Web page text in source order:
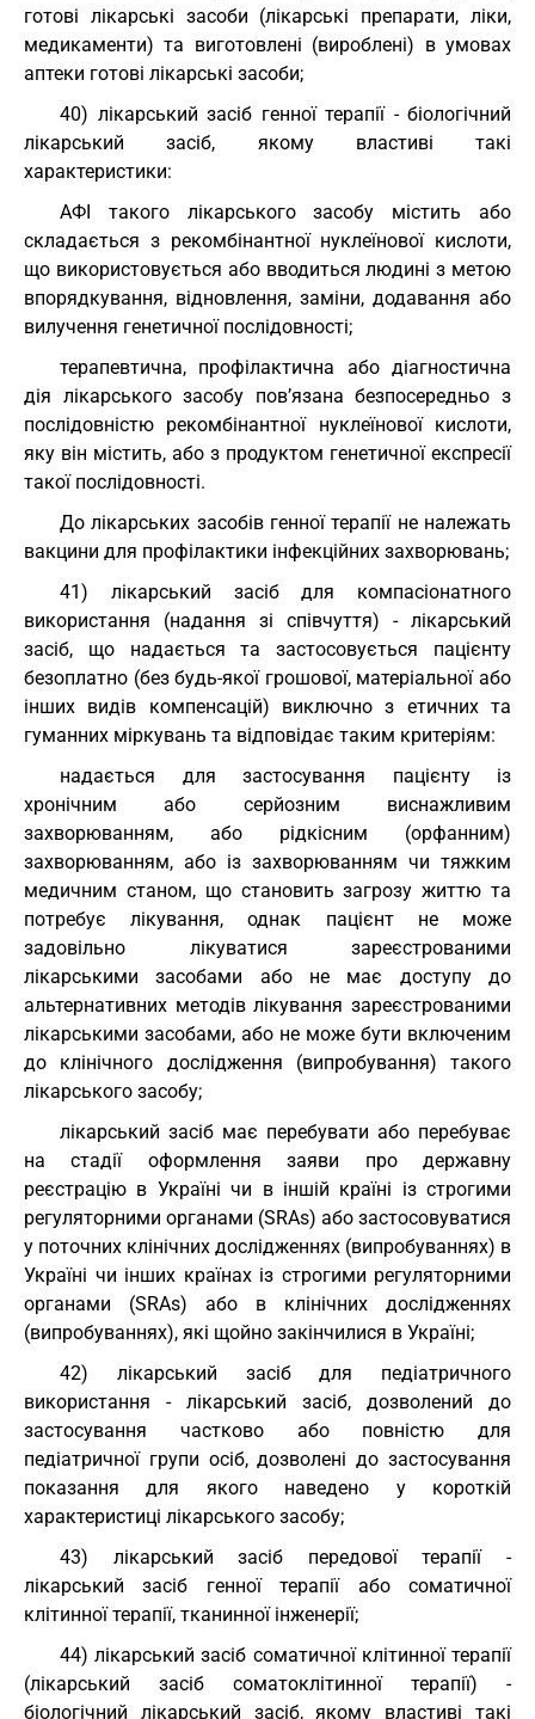
готові лікарські засоби (лікарські препарати, ліки,
медикаменти) та виготовлені (вироблені) в умовах
аптеки готові лікарські засоби;
40) лікарський засіб генної терапії - біологічний
лікарський засіб, якому властиві такі
характеристики:
АФІ такого лікарського засобу містить або
складається з рекомбінантної нуклеїнової кислоти,
що використовується або вводиться людині з метою
впорядкування, відновлення, заміни, додавання або
вилучення генетичної послідовності;
терапевтична, профілактична або діагностична
дія лікарського засобу пов’язана безпосередньо з
послідовністю рекомбінантної нуклеїнової кислоти,
яку він містить, або з продуктом генетичної експресії
такої послідовності.
До лікарських засобів генної терапії не належать
вакцини для профілактики інфекційних захворювань;
41) лікарський засіб для компасіонатного
використання (надання зі співчуття) - лікарський
засіб, що надається та застосовується пацієнту
безоплатно (без будь-якої грошової, матеріальної або
інших видів компенсацій) виключно з етичних та
гуманних міркувань та відповідає таким критеріям:
надається для застосування пацієнту із
хронічним або серйозним виснажливим
захворюванням, або рідкісним (орфанним)
захворюванням, або із захворюванням чи тяжким
медичним станом, що становить загрозу життю та
потребує лікування, однак пацієнт не може
задовільно лікуватися зареєстрованими
лікарськими засобами або не має доступу до
альтернативних методів лікування зареєстрованими
лікарськими засобами, або не може бути включеним
до клінічного дослідження (випробування) такого
лікарського засобу;
лікарський засіб має перебувати або перебуває
на стадії оформлення заяви про державну
реєстрацію в Україні чи в іншій країні із строгими
регуляторними органами (SRAs) або застосовуватися
у поточних клінічних дослідженнях (випробуваннях) в
Україні чи інших країнах із строгими регуляторними
органами (SRAs) або в клінічних дослідженнях
(випробуваннях), які щойно закінчилися в Україні;
42) лікарський засіб для педіатричного
використання - лікарський засіб, дозволений до
застосування частково або повністю для
педіатричної групи осіб, дозволені до застосування
показання для якого наведено у короткій
характеристиці лікарського засобу;
43) лікарський засіб передової терапії -
лікарський засіб генної терапії або соматичної
клітинної терапії, тканинної інженерії;
44) лікарський засіб соматичної клітинної терапії
(лікарський засіб соматоклітинної терапії) -
біологічний лікарський засіб, якому властиві такі